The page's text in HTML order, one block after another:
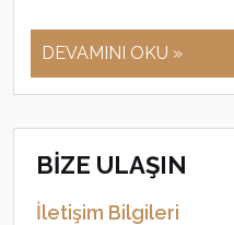
DEVAMINI OKU »
BİZE ULAŞIN
İletişim Bilgileri